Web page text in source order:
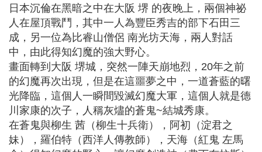
日本沉倫在黑暗之中在大阪 堺 的夜晚上，兩個神祕
人在屋頂戰鬥，其中一人為豐臣秀吉的部下石田三
成，另一位為比睿山僧侶 南光坊天海，兩人對話
中，由此得知幻魔的強大野心。
畫面轉到大阪 堺城，突然一陣天崩地烈，20年之前
的幻魔再次出現，但是在這噩夢之中，一道蒼藍的曙
光降臨，這個人一瞬間毀滅幻魔大軍，這個人就是德
川家康的次子，人稱灰燼的蒼鬼~結城秀康。
在蒼鬼與柳生 茜（柳生十兵衛），阿初（淀君之
妹），羅伯特（西洋人傳教師），天海（紅鬼 左馬